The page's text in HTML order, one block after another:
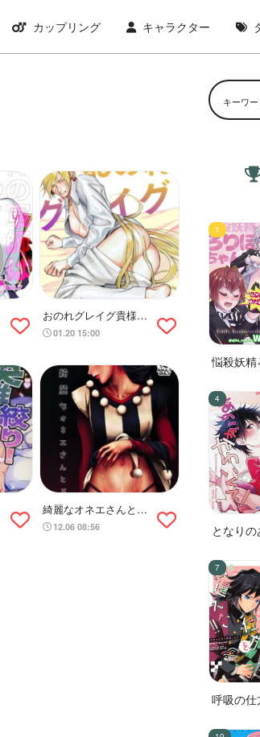
カップリング キャラクター
おのれグレイグ貴様の
せいで！！
01.20 15:00
綺麗なオネエさんと
XXX12.06 08:56
悩殺妖精
となり
呼吸の仕